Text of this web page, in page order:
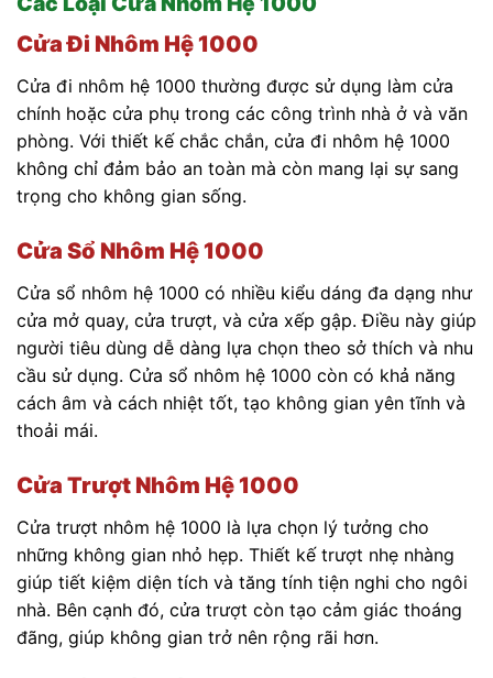
Cửa Đi Nhôm Hệ 1000
Cửa đi nhôm hệ 1000 thường được sử dụng làm cửa
chính hoặc cửa phụ trong các công trình nhà ở và văn
phòng. Với thiết kế chắc chắn, cửa đi nhôm hệ 1000
không chỉ đảm bảo an toàn mà còn mang lại sự sang
trọng cho không gian sống.
Cửa Sổ Nhôm Hệ 1000
Cửa sổ nhôm hệ 1000 có nhiều kiểu dáng đa dạng như
cửa mở quay, cửa trượt, và cửa xếp gập. Điều này giúp
người tiêu dùng dễ dàng lựa chọn theo sở thích và nhu
cầu sử dụng. Cửa sổ nhôm hệ 1000 còn có khả năng
cách âm và cách nhiệt tốt, tạo không gian yên tĩnh và
thoải mái.
Cửa Trượt Nhôm Hệ 1000
Cửa trượt nhôm hệ 1000 là lựa chọn lý tưởng cho
những không gian nhỏ hẹp. Thiết kế trượt nhẹ nhàng
giúp tiết kiệm diện tích và tăng tính tiện nghi cho ngôi
nhà. Bên cạnh đó, cửa trượt còn tạo cảm giác thoáng
đãng, giúp không gian trở nên rộng rãi hơn.